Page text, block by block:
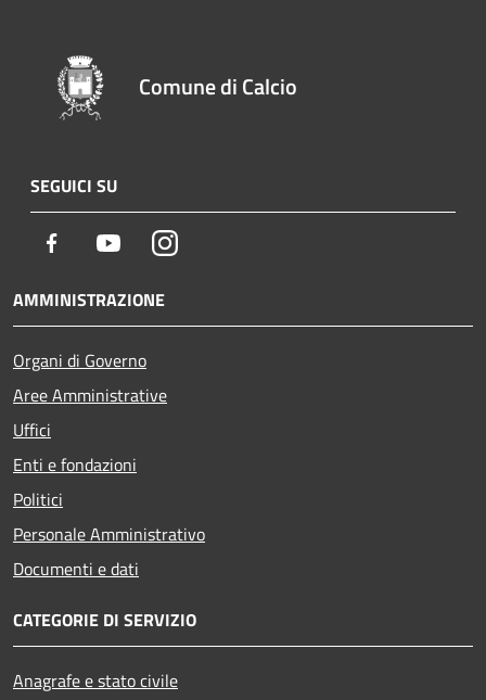
Comune di Calcio
SEGUICI SU
Facebook YoutubeInstagram
AMMINISTRAZIONE
Organi di Governo
Aree Amministrative
Uffici
Enti e fondazioni
Politici
Personale Amministrativo
Documenti e dati
CATEGORIE DI SERVIZIO
Anagrafe e stato civile